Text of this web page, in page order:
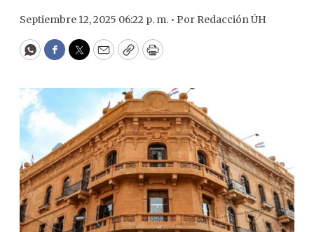
Septiembre 12, 2025 06:22 p. m. • Por Redacción ÚH
WhatsApp
Facebook
Twitter
EmailCopyPrint